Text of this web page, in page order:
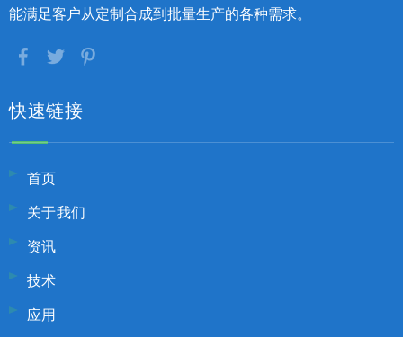
能满足客户从定制合成到批量生产的各种需求。
快速链接
首页
关于我们
资讯
技术
应用